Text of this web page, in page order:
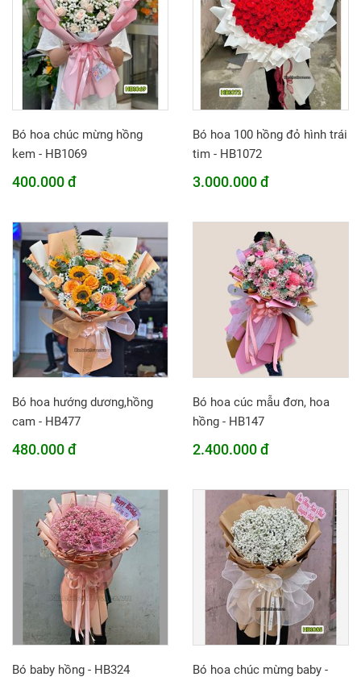
Bó hoa chúc mừng hồng
kem - HB1069
400.000 đ
Bó hoa 100 hồng đỏ hình trái
tim - HB1072
3.000.000 đ
Bó hoa hướng dương,hồng
cam - HB477
480.000 đ
Bó hoa cúc mẫu đơn, hoa
hồng - HB147
2.400.000 đ
Bó baby hồng - HB324
Bó hoa chúc mừng baby -